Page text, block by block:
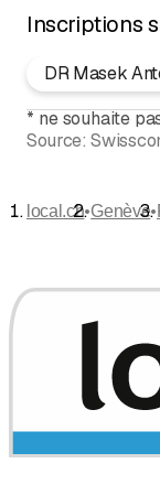
Inscriptions
DR Masek
* ne souhaite
Source:
local.ch•Genève•